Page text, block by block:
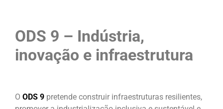
ODS 9 – Indústria,
inovação e infraestrutura
O ODS 9 pretende construir infraestruturas resilientes,